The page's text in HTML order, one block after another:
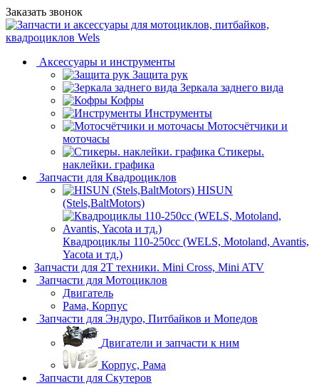
Заказать звонок
Аксессуары и инструменты
Защита рук
Зеркала заднего вида
Кофры
Инструменты
Мотосчётчики и
моточасы
Стикеры.
наклейки. графика
Запчасти для Квадроциклов
HISUN
(Stels,BaltMotors)
Квадроциклы 110-250сс (WELS, Motoland, Avantis,
Yacota и тд.)
Запчасти для 2T техники. Mini Cross, Mini ATV
Запчасти для Мотоциклов
Двигатель
Рама, Корпус
Запчасти для Эндуро, Питбайков и Мопедов
Двигатели и запчасти к ним
Корпус, Рама
Запчасти для Скутеров